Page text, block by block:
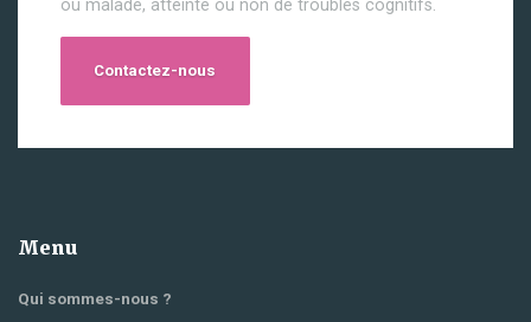
ou malade, atteinte ou non de troubles cognitifs.
Contactez-nous
Menu
Qui sommes-nous ?